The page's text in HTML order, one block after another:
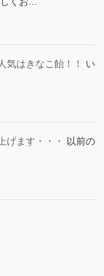
気はきなこ飴！！
い
げます・・・
以前の